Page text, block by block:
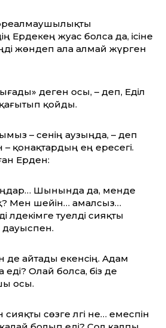
Ердекең жуас болса да, ісіне
жөндеп ала алмай жүрген
деген осы, – деп, Еділ
қойды.
– сенің аузыңда, – деп
– қонақтардың ең ересегі.
Ерден:
Шынында да, менде
Мен әшейін… амалсыз…
тәуелді сияқты
дауыспен.
де айтады екенсің. Адам
Олай болса, біз де
осы.
сөзге әлгі не… емеспін